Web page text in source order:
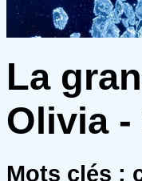
La
Olivia
Mots clés :